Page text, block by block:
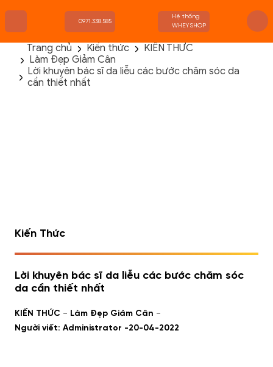
TRANG CHỦ
FLASH SALE
0971.338.585
Hệ thống
WHEYSHOP
Trang chủ Kiến thức
KIẾN THỨC
Làm Đẹp Giảm Cân
Lời khuyên bác sĩ da liễu các bước chăm sóc da
cần thiết nhất
Kiến Thức
Lời khuyên bác sĩ da liễu các bước chăm sóc
da cần thiết nhất
KIẾN THỨC - Làm Đẹp Giảm Cân -
Người viết: Administrator -20-04-2022